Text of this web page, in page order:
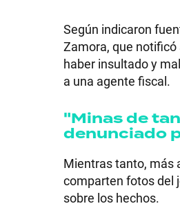
Según indicaron
Zamora, que notificó
haber insultado y
a una agente fiscal.
"Minas de
denunciado
Mientras tanto, más
comparten fotos del
sobre los hechos.